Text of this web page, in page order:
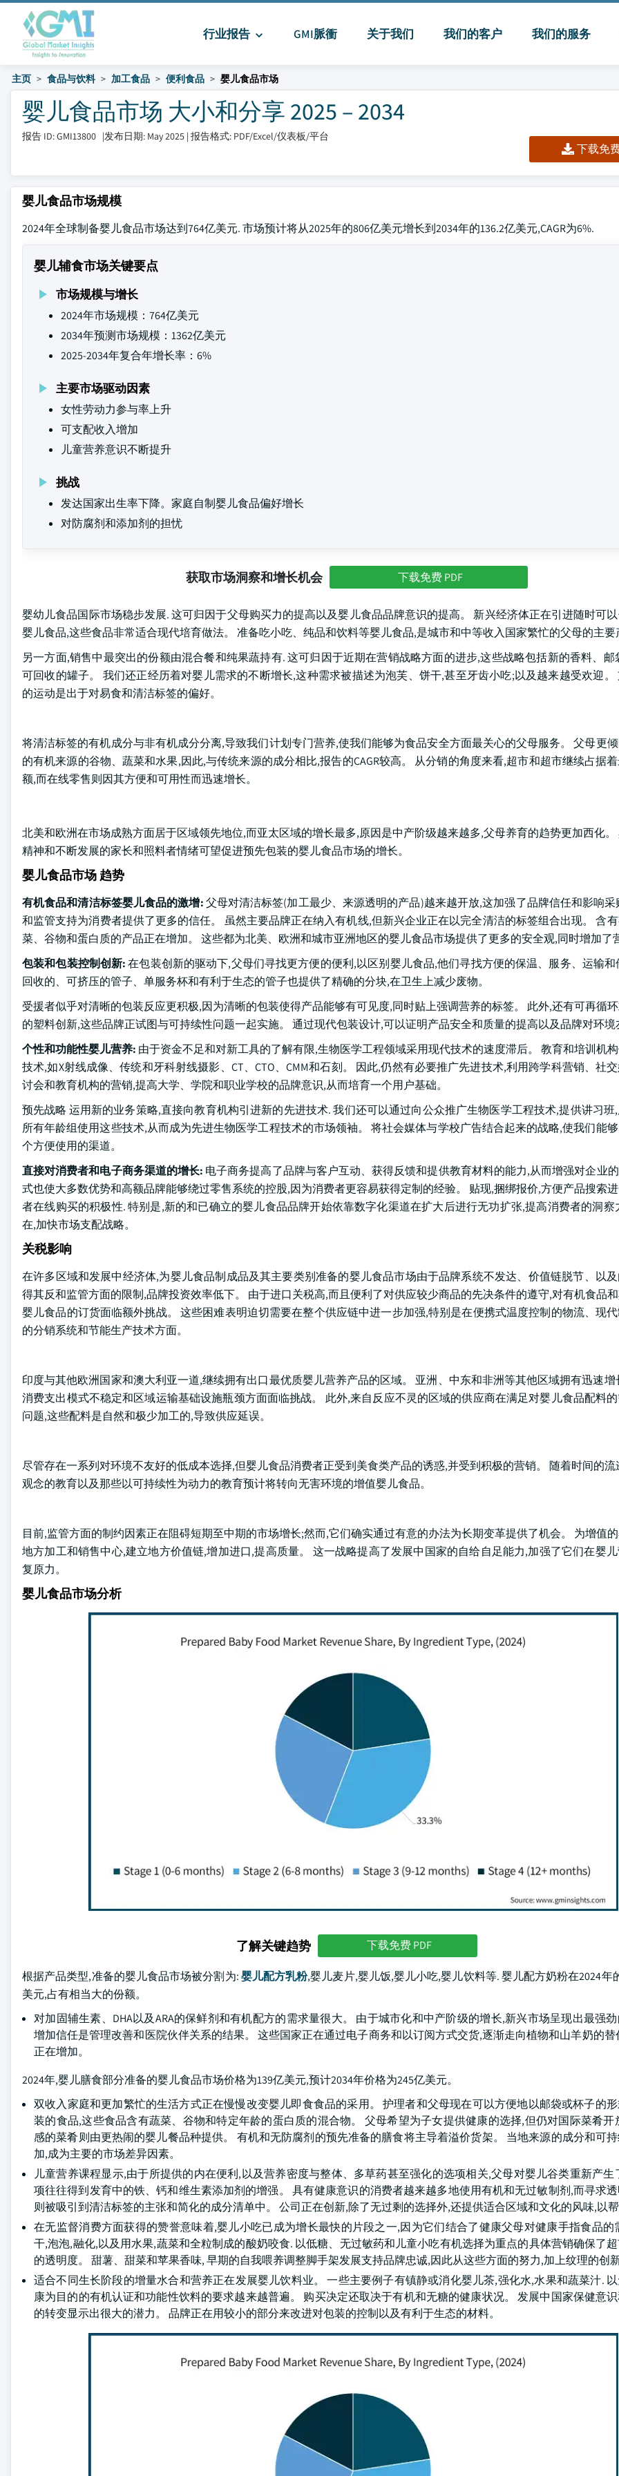
行业报告 GMI脈衝 关于我们 我们的客户 我们的服务
主页 食品与饮料 加工食品 便利食品 婴儿食品市场
婴儿食品市场 大小和分享 2025 – 2034
报告 ID: GMI13800 |发布日期: May 2025 | 报告格式: PDF/Excel/仪表板/平台
下载免
婴儿食品市场规模
2024年全球制备婴儿食品市场达到764亿美元. 市场预计将从2025年的806亿美元增长到2034年的136.2亿美元,CAGR为6%.
婴儿辅食市场关键要点
市场规模与增长
2024年市场规模：764亿美元
2034年预测市场规模：1362亿美元
2025-2034年复合年增长率：6%
主要市场驱动因素
女性劳动力参与率上升
可支配收入增加
儿童营养意识不断提升
挑战
发达国家出生率下降。家庭自制婴儿食品偏好增长
对防腐剂和添加剂的担忧
获取市场洞察和增长机会 下载免费 PDF
婴幼儿食品国际市场稳步发展. 这可归因于父母购买力的提高以及婴儿食品品牌意识的提高。 新兴经济体正在引进随时可
婴儿食品,这些食品非常适合现代培育做法。 准备吃小吃、纯品和饮料等婴儿食品,是城市和中等收入国家繁忙的父母的主要
另一方面,销售中最突出的份额由混合餐和纯果蔬持有. 这可归因于近期在营销战略方面的进步,这些战略包括新的香料、邮
可回收的罐子。 我们还正经历着对婴儿需求的不断增长,这种需求被描述为泡芙、饼干,甚至牙齿小吃;以及越来越受欢迎。
的运动是出于对易食和清洁标签的偏好。
将清洁标签的有机成分与非有机成分分离,导致我们计划专门营养,使我们能够为食品安全方面最关心的父母服务。 父母更
的有机来源的谷物、蔬菜和水果,因此,与传统来源的成分相比,报告的CAGR较高。 从分销的角度来看,超市和超市继续占据
额,而在线零售则因其方便和可用性而迅速增长。
北美和欧洲在市场成熟方面居于区域领先地位,而亚太区域的增长最多,原因是中产阶级越来越多,父母养育的趋势更加西化
精神和不断发展的家长和照料者情绪可望促进预先包装的婴儿食品市场的增长。
婴儿食品市场 趋势
有机食品和清洁标签婴儿食品的激增:父母对清洁标签(加工最少、来源透明的产品)越来越开放,这加强了品牌信任和影响采
和监管支持为消费者提供了更多的信任。 虽然主要品牌正在纳入有机线,但新兴企业正在以完全清洁的标签组合出现。 含
菜、谷物和蛋白质的产品正在增加。 这些都为北美、欧洲和城市亚洲地区的婴儿食品市场提供了更多的安全观,同时增加了
包装和包装控制创新:在包装创新的驱动下,父母们寻找更方便的便利,以区别婴儿食品,他们寻找方便的保温、服务、运输和
回收的、可挤压的管子、单服务杯和有利于生态的管子也提供了精确的分块,在卫生上减少废物。
受援者似乎对清晰的包装反应更积极,因为清晰的包装使得产品能够有可见度,同时贴上强调营养的标签。 此外,还有可再循
的塑料创新,这些品牌正试图与可持续性问题一起实施。 通过现代包装设计,可以证明产品安全和质量的提高以及品牌对环境
个性和功能性婴儿营养: 由于资金不足和对新工具的了解有限,生物医学工程领域采用现代技术的速度滞后。 教育和培训机
技术,如X射线成像、传统和牙科射线摄影、CT、CTO、CMM和石刻。 因此,仍然有必要推广先进技术,利用跨学科营销、社
讨会和教育机构的营销,提高大学、学院和职业学校的品牌意识,从而培育一个用户基础。
预先战略 运用新的业务策略,直接向教育机构引进新的先进技术. 我们还可以通过向公众推广生物医学工程技术,提供讲习班
所有年龄组使用这些技术,从而成为先进生物医学工程技术的市场领袖。 将社会媒体与学校广告结合起来的战略,使我们能
个方便使用的渠道。
直接对消费者和电子商务渠道的增长: 电子商务提高了品牌与客户互动、获得反馈和提供教育材料的能力,从而增强对企业的
式也使大多数优势和高额品牌能够绕过零售系统的控股,因为消费者更容易获得定制的经验。 贴现,捆绑报价,方便产品搜索
者在线购买的积极性. 特别是,新的和已确立的婴儿食品品牌开始依靠数字化渠道在扩大后进行无功扩张,提高消费者的洞察
在,加快市场支配战略。
关税影响
在许多区域和发展中经济体,为婴儿食品制成品及其主要类别准备的婴儿食品市场由于品牌系统不发达、价值链脱节、以
得其反和监管方面的限制,品牌投资效率低下。 由于进口关税高,而且便利了对供应较少商品的先决条件的遵守,对有机食品
婴儿食品的订货面临额外挑战。 这些困难表明迫切需要在整个供应链中进一步加强,特别是在便携式温度控制的物流、现
的分销系统和节能生产技术方面。
印度与其他欧洲国家和澳大利亚一道,继续拥有出口最优质婴儿营养产品的区域。 亚洲、中东和非洲等其他区域拥有迅速增
消费支出模式不稳定和区域运输基础设施瓶颈方面面临挑战。 此外,来自反应不灵的区域的供应商在满足对婴儿食品配料
问题,这些配料是自然和极少加工的,导致供应延误。
尽管存在一系列对环境不友好的低成本选择,但婴儿食品消费者正受到美食类产品的诱惑,并受到积极的营销。 随着时间的
观念的教育以及那些以可持续性为动力的教育预计将转向无害环境的增值婴儿食品。
目前,监管方面的制约因素正在阻碍短期至中期的市场增长;然而,它们确实通过有意的办法为长期变革提供了机会。 为增值
地方加工和销售中心,建立地方价值链,增加进口,提高质量。 这一战略提高了发展中国家的自给自足能力,加强了它们在婴
复原力。
婴儿食品市场分析
了解关键趋势 下载免费 PDF
根据产品类型,准备的婴儿食品市场被分割为:婴儿配方乳粉,婴儿麦片,婴儿饭,婴儿小吃,婴儿饮料等. 婴儿配方奶粉在2024年
美元,占有相当大的份额。
对加固辅生素、DHA以及ARA的保鲜剂和有机配方的需求量很大。 由于城市化和中产阶级的增长,新兴市场呈现出最强劲
增加信任是管理改善和医院伙伴关系的结果。 这些国家正在通过电子商务和以订阅方式交货,逐渐走向植物和山羊奶的替
正在增加。
2024年,婴儿膳食部分准备的婴儿食品市场价格为139亿美元,预计2034年价格为245亿美元。
双收入家庭和更加繁忙的生活方式正在慢慢改变婴儿即食食品的采用。 护理者和父母现在可以方便地以邮袋或杯子的
装的食品,这些食品含有蔬菜、谷物和特定年龄的蛋白质的混合物。 父母希望为子女提供健康的选择,但仍对国际菜肴开
感的菜肴则由更热闹的婴儿餐品种提供。 有机和无防腐剂的预先准备的膳食将主导着溢价货架。 当地来源的成分和可
加,成为主要的市场差异因素。
儿童营养课程显示,由于所提供的内在便利,以及营养密度与整体、多草药甚至强化的选项相关,父母对婴儿谷类重新产生
项往往得到发育中的铁、钙和维生素添加剂的增强。 具有健康意识的消费者越来越多地使用有机和无过敏制剂,而寻求
则被吸引到清洁标签的主张和简化的成分清单中。 公司正在创新,除了无过剩的选择外,还提供适合区域和文化的风味,以帮
在无监督消费方面获得的赞誉意味着,婴儿小吃已成为增长最快的片段之一,因为它们结合了健康父母对健康手指食品的
干,泡泡,融化,以及用水果,蔬菜和全粒制成的酸奶咬食. 以低糖、无过敏药和儿童小吃有机选择为重点的具体营销确保了
的透明度。 甜薯、甜菜和苹果香味, 早期的自我喂养调整脚手架发展支持品牌忠诚,因此从这些方面的努力,加上纹理的创
适合不同生长阶段的增量水合和营养正在发展婴儿饮料业。 一些主要例子有镇静或消化婴儿茶,强化水,水果和蔬菜汁.
康为目的的有机认证和功能性饮料的要求越来越普遍。 购买决定还取决于有机和无糖的健康状况。 发展中国家保健意
的转变显示出很大的潜力。 品牌正在用较小的部分来改进对包装的控制以及有利于生态的材料。